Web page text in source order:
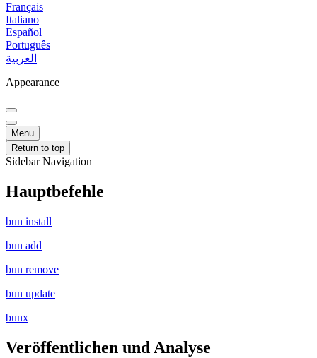
Français
Italiano
Español
Português
العربية
Appearance
Menu
Return to top
Sidebar Navigation
Hauptbefehle
bun install
bun add
bun remove
bun update
bunx
Veröffentlichen und Analyse